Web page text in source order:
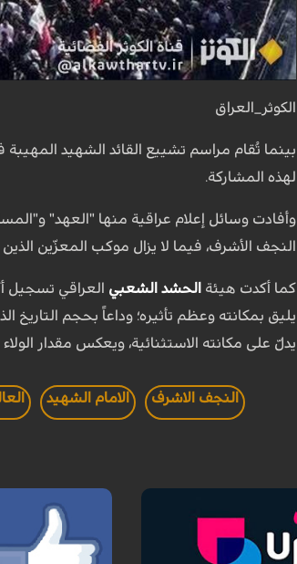
الكوثر_العراق
بينما تُقام مراسم تشييع القائد الشهيد
لهذه المشاركة.
النجف الأشرف، فيما لا يزال موكب المعزّين
كما أكدت هيئة الحشد الشعبي العراقي تسجيل
يليق بمكانته وعظم تأثيره؛ وداعاً بحجم
يدلّ على مكانته الاستثنائية، ويعكس مقدار
النجف الاشرف الامام الشهيد